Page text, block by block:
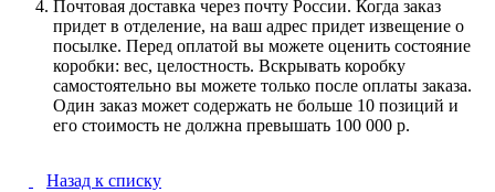
Почтовая доставка через почту России. Когда заказ
придет в отделение, на ваш адрес придет извещение о
посылке. Перед оплатой вы можете оценить состояние
коробки: вес, целостность. Вскрывать коробку
самостоятельно вы можете только после оплаты заказа.
Один заказ может содержать не больше 10 позиций и
его стоимость не должна превышать 100 000 р.
Назад к списку